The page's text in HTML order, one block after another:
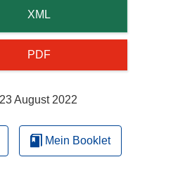
der
Seite
herunterladen
XML
PDF
23 August 2022
Mein Booklet